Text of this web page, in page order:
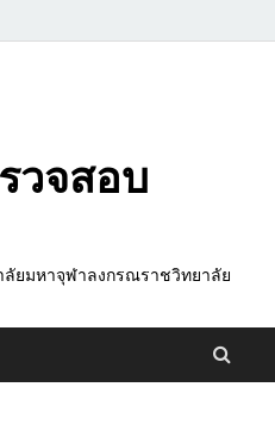
วจสอบ
ยมหาจุฬาลงกรณราชวิทยาลัย